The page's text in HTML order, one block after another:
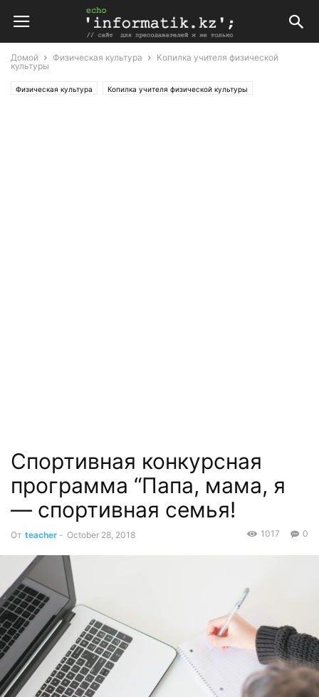
Домой Физическая культура
Копилка учителя физической
культуры
Физическая культура Копилка учителя физической культуры
Спортивная конкурсная
программа “Папа, мама, я
— спортивная семья!
От teacher - October 28, 2018 0
1017